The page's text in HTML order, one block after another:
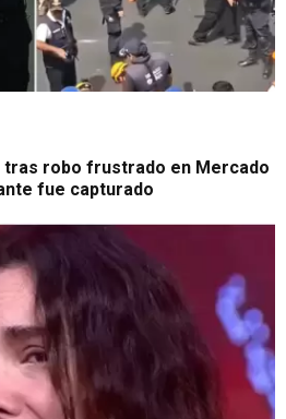
tras robo frustrado en Mercado
fue capturado